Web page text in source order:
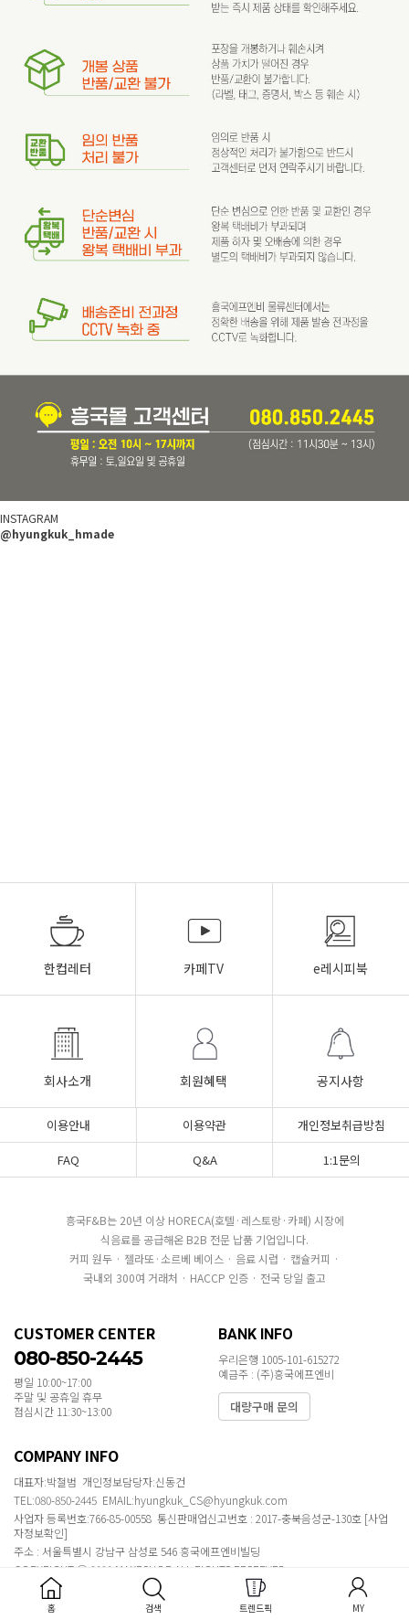
INSTAGRAM
@hyungkuk_hmade
한컵레터 카페TV e레시피북
회사소개 회원혜택 공지사항
이용안내 이용약관
개인정보취급방침
FAQ
Q&A 1:1문의
흥국F&B는 20년 이상 HORECA(호텔·레스토랑·카페) 시장에
식음료를 공급해온 B2B 전문 납품 기업입니다.
커피 원두 · 젤라또·소르베 베이스 · 음료 시럽 · 캡슐커피 ·
국내외 300여 거래처 · HACCP 인증 · 전국 당일 출고
CUSTOMER CENTER
080-850-2445
평일 10:00~17:00
주말 및 공휴일 휴무
점심시간 11:30~13:00
BANK INFO
우리은행 1005-101-615272
예금주 : (주)흥국에프엔비
대량구매 문의
COMPANY INFO
대표자:박철범 개인정보담당자:신동건
TEL:080-850-2445 EMAIL:hyungkuk_CS@hyungkuk.com
사업자 등록번호:766-85-00558 통신판매업신고번호 : 2017-충북음성군-130호 [사업
자정보확인]
주소 : 서울특별시 강남구 삼성로 546 흥국에프엔비빌딩
COPYRIGHT ⓒ 2020 MAKESHOP ALL RIGHTS RESERVED.
홈 검색 트렌드픽 MY